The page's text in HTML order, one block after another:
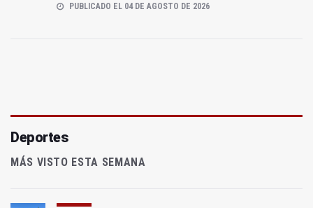
PUBLICADO EL 04 DE AGOSTO DE 2026
Deportes
MÁS VISTO ESTA SEMANA